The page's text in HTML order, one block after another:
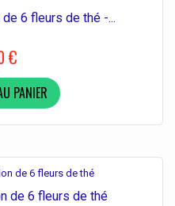
6 fleurs de thé -...
€
PANIER
de 6 fleurs de thé